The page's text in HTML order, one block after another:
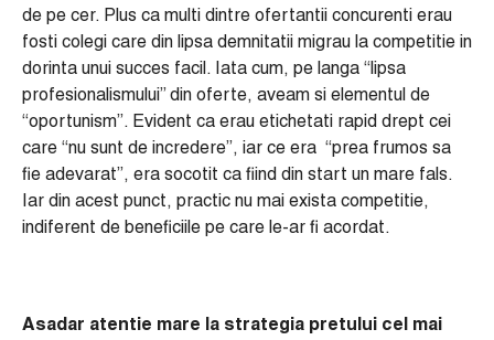
de pe cer. Plus ca multi dintre ofertantii concurenti erau
fosti colegi care din lipsa demnitatii migrau la competitie in
dorinta unui succes facil. Iata cum, pe langa “lipsa
profesionalismului” din oferte, aveam si elementul de
“oportunism”. Evident ca erau etichetati rapid drept cei
care “nu sunt de incredere”, iar ce era “prea frumos sa
fie adevarat”, era socotit ca fiind din start un mare fals.
Iar din acest punct, practic nu mai exista competitie,
indiferent de beneficiile pe care le-ar fi acordat.
Asadar atentie mare la strategia pretului cel mai